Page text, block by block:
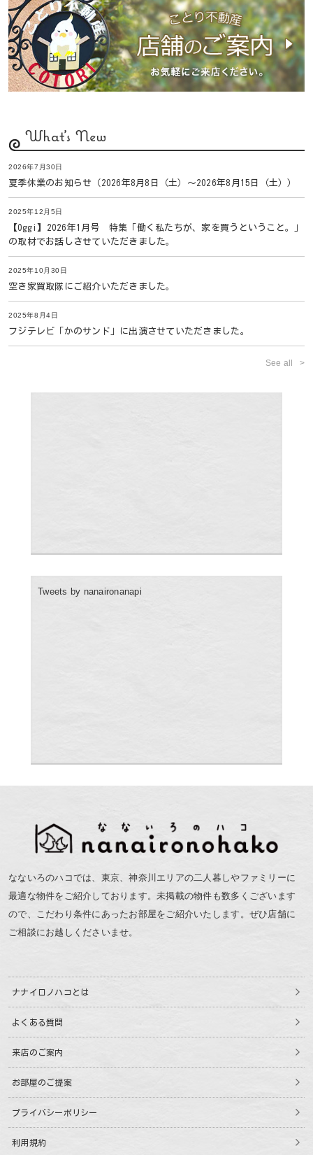
What's New
2026年7月30日
夏季休業のお知らせ（2026年8月8日（土）〜2026年8月15日（土））
2025年12月5日
【Oggi】2026年1月号 特集「働く私たちが、家を買うということ。」
の取材でお話しさせていただきました。
2025年10月30日
空き家買取隊にご紹介いただきました。
2025年8月4日
フジテレビ「かのサンド」に出演させていただきました。
See all
Tweets by nanaironanapi
なないろのハコでは、東京、神奈川エリアの二人暮しやファミリーに
最適な物件をご紹介しております。未掲載の物件も数多くございます
ので、こだわり条件にあったお部屋をご紹介いたします。ぜひ店舗に
ご相談にお越しくださいませ。
ナナイロノハコとは
よくある質問
来店のご案内
お部屋のご提案
プライバシーポリシー
利用規約